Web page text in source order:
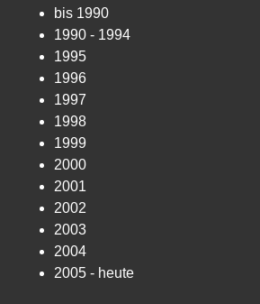
bis 1990
1990 - 1994
1995
1996
1997
1998
1999
2000
2001
2002
2003
2004
2005 - heute